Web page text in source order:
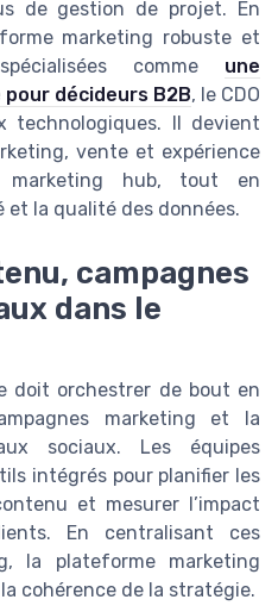
de gestion de projet. En
marketing robuste et
comme une
décideurs B2B, le CDO
technologiques. Il devient
vente et expérience
hub, tout en
la qualité des données.
campagnes
dans le
doit orchestrer de bout en
marketing et la
sociaux. Les équipes
intégrés pour planifier les
et mesurer l’impact
En centralisant ces
la plateforme marketing
cohérence de la stratégie.